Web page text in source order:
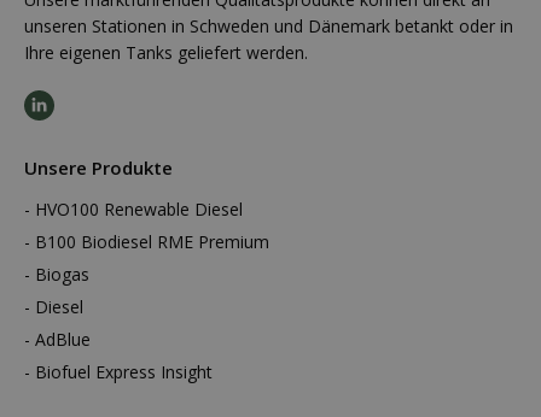
unseren Stationen in Schweden und Dänemark betankt oder in
Ihre eigenen Tanks geliefert werden.
Unsere Produkte
HVO100 Renewable Diesel
B100 Biodiesel RME Premium
Biogas
Diesel
AdBlue
Biofuel Express Insight